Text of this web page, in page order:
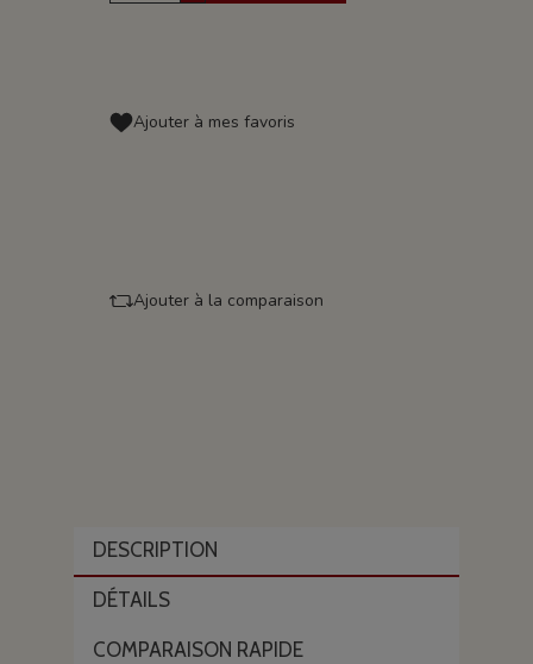
Ajouter à mes favoris
Ajouter à la comparaison
DESCRIPTION
DÉTAILS
COMPARAISON RAPIDE